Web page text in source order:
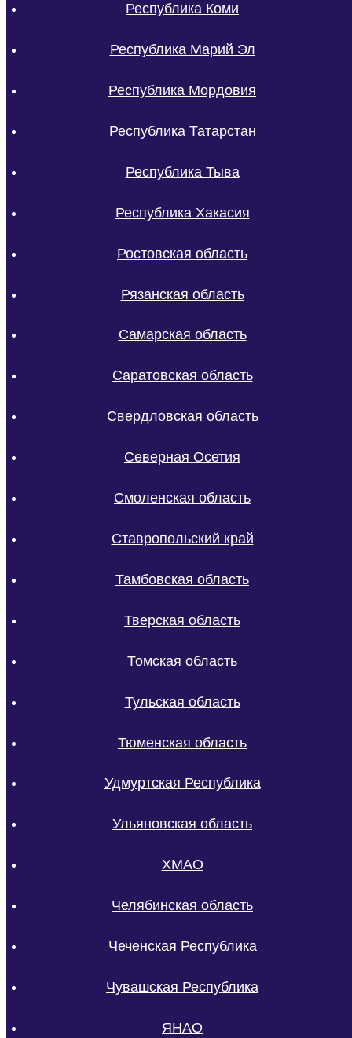
Республика Коми
Республика Марий Эл
Республика Мордовия
Республика Татарстан
Республика Тыва
Республика Хакасия
Ростовская область
Рязанская область
Самарская область
Саратовская область
Свердловская область
Северная Осетия
Смоленская область
Ставропольский край
Тамбовская область
Тверская область
Томская область
Тульская область
Тюменская область
Удмуртская Республика
Ульяновская область
ХМАО
Челябинская область
Чеченская Республика
Чувашская Республика
ЯНАО